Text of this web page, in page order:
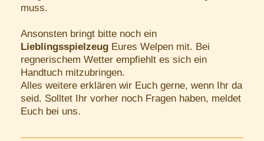
muss.
Ansonsten bringt bitte noch ein
Lieblingsspielzeug Eures Welpen mit. Bei
regnerischem Wetter empfiehlt es sich ein
Handtuch mitzubringen.
Alles weitere erklären wir Euch gerne, wenn Ihr da
seid. Solltet Ihr vorher noch Fragen haben, meldet
Euch bei uns.